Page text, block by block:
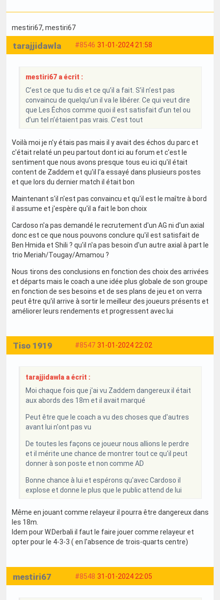
mestiri67, mestiri67
#8546 31-01-2024 21:58
tarajjidawla
mestiri67 a écrit :
C’est ce que tu dis et ce qu’il a fait. S’il n’est pas
convaincu de quelqu’un il va le libérer. Ce qui veut dire
que Les Échos comme quoi il est satisfait d’un tel ou
d’un tel n’étaient pas vrais. C’est tout
Voilà moi je n'y étais pas mais il y avait des échos du parc et
c'était relaté un peu partout dont ici au forum et c'est le
sentiment que nous avons presque tous eu ici qu'il était
content de Zaddem et qu'il l'a essayé dans plusieurs postes
et que lors du dernier match il était bon
Maintenant s'il n'est pas convaincu et qu'il est le maître à bord
il assume et j'espère qu'il a fait le bon choix
Cardoso n'a pas demandé le recrutement d'un AG ni d'un axial
donc est ce que nous pouvons conclure qu'il est satisfait de
Ben Hmida et Shili ? qu'il n'a pas besoin d'un autre axial à part le
trio Meriah/Tougay/Amamou ?
Nous tirons des conclusions en fonction des choix des arrivées
et départs mais le coach a une idée plus globale de son groupe
en fonction de ses besoins et de ses plans de jeu et on verra
peut être qu'il arrive à sortir le meilleur des joueurs présents et
améliorer leurs rendements et progressent avec lui
#8547 31-01-2024 22:02
Tiso 1919
tarajjidawla a écrit :
Moi chaque fois que j'ai vu Zaddem dangereux il était
aux abords des 18m et il avait marqué
Peut être que le coach a vu des choses que d'autres
avant lui n'ont pas vu
De toutes les façons ce joueur nous allions le perdre
et il mérite une chance de montrer tout ce qu'il peut
donner à son poste et non comme AD
Bonne chance à lui et espérons qu'avec Cardoso il
explose et donne le plus que le public attend de lui
Même en jouant comme relayeur il pourra être dangereux dans
les 18m.
Idem pour W.Derbali il faut le faire jouer comme relayeur et
opter pour le 4-3-3 ( en l'absence de trois-quarts centre)
#8548 31-01-2024 22:05
mestiri67